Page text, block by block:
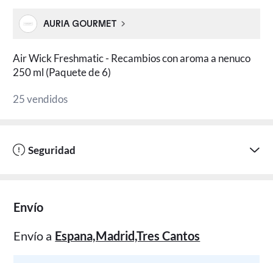
AURIA GOURMET
Air Wick Freshmatic - Recambios con aroma a nenuco
250 ml (Paquete de 6)
25 vendidos
Seguridad
Envío
Envío a Espana,Madrid,Tres Cantos